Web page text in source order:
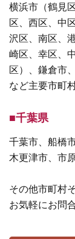
横浜市（鶴見
区、西区、中
沢区、南区、
崎区、幸区、
区）、鎌倉市
など主要市町
■千葉県
千葉市、船橋
木更津市、市
その他市町村
お気軽にお問